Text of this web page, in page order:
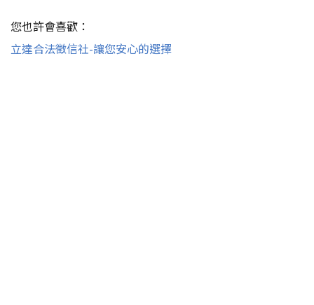
您也許會喜歡：
立達合法徵信社-讓您安心的選擇